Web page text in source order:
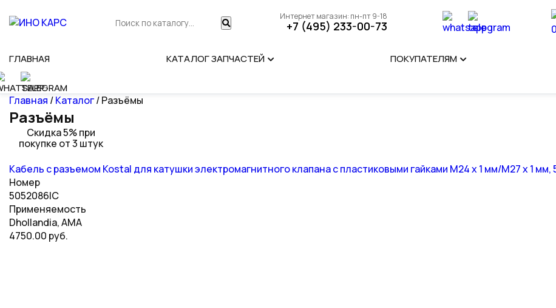
Интернет магазин: пн-пт 9-18
+7 (495) 233-00-73 0
ГЛАВНАЯ КАТАЛОГ ЗАПЧАСТЕЙ ПОКУПАТЕЛЯМ
Главная /Каталог/ Разъёмы
Разъёмы
Скидка 5% при
покупке от 3 штук
Кабель с разъемом Kostal для катушки электромагнитного клапана с пластиковыми гайками M24 x 1 мм/М27 х 1 мм,
Номер
5052086IC
Применяемость
Dhollandia, АМА
4750.00 руб.